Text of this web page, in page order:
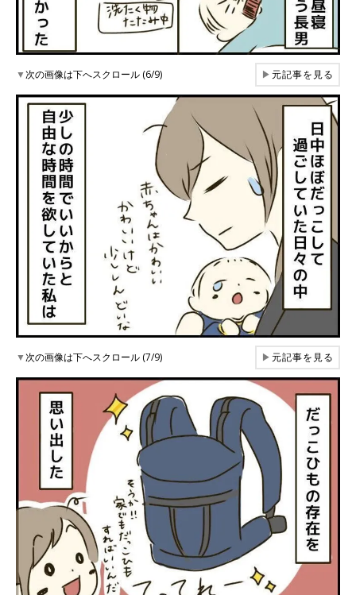
▼次の画像は下へスクロール (6/9) ▶元記事を見る
▼次の画像は下へスクロール (7/9) ▶元記事を見る